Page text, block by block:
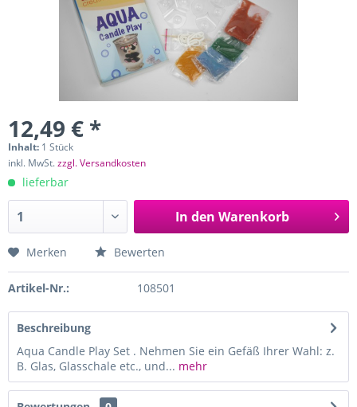
12,49 € *
Inhalt: 1 Stück
inkl. MwSt.zzgl. Versandkosten
lieferbar
In den Warenkorb
Merken Bewerten
Artikel-Nr.: 108501
Beschreibung
Aqua Candle Play Set . Nehmen Sie ein Gefäß Ihrer Wahl: z.
B. Glas, Glasschale etc., und... mehr